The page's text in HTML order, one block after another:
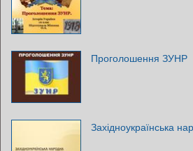
Проголошення ЗУНР
Західноукраїнська